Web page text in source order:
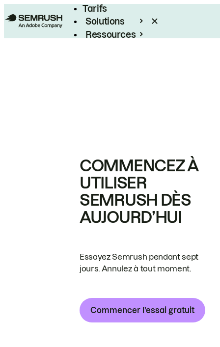
Tarifs
Solutions
Ressources
COMMENCEZ À
UTILISER
SEMRUSH DÈS
AUJOURD’HUI
Essayez Semrush pendant sept
jours. Annulez à tout moment.
Commencer l’essai gratuit